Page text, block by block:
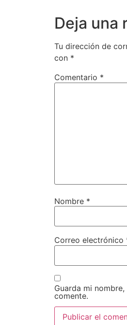
Deja una
Tu dirección de
con *
Comentario *
Nombre *
Correo electrónico
Guarda mi
comente.